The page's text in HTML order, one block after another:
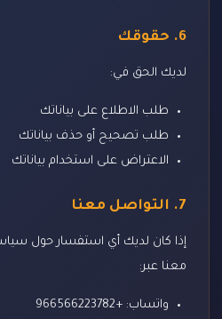
6. حقوقك
لديك الحق في:
طلب الاطلاع على بياناتك
طلب تصحيح أو حذف بياناتك
الاعتراض على استخدام بياناتك
7. التواصل معنا
إذا كان لديك أي استفسار حول
معنا عبر:
واتساب: +966566223782